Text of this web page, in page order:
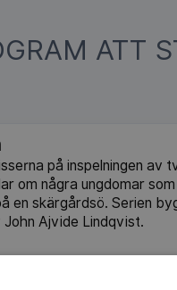
ATT
på inspelningen av
om några ungdomar
en skärgårdsö. Serien
John Ajvide Lindqvist.